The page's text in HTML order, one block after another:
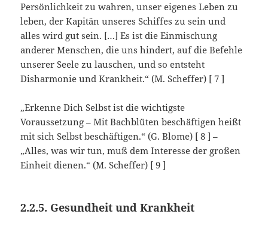
Persönlichkeit zu wahren, unser eigenes Leben zu
leben, der Kapitän unseres Schiffes zu sein und
alles wird gut sein. […] Es ist die Einmischung
anderer Menschen, die uns hindert, auf die Befehle
unserer Seele zu lauschen, und so entsteht
Disharmonie und Krankheit.“ (M. Scheffer) [ 7 ]
„Erkenne Dich Selbst ist die wichtigste
Voraussetzung – Mit Bachblüten beschäftigen heißt
mit sich Selbst beschäftigen.“ (G. Blome) [ 8 ] –
„Alles, was wir tun, muß dem Interesse der großen
Einheit dienen.“ (M. Scheffer) [ 9 ]
2.2.5. Gesundheit und Krankheit